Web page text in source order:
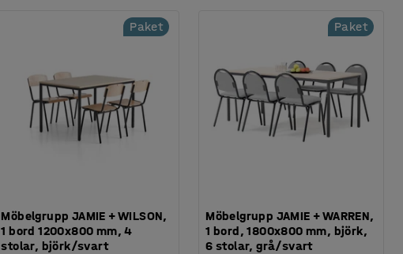
Paket
Möbelgrupp JAMIE + WILSON,
1 bord 1200x800 mm, 4
stolar, björk/svart
Paket
Möbelgrupp JAMIE + WARREN,
1 bord, 1800x800 mm, björk,
6 stolar, grå/svart